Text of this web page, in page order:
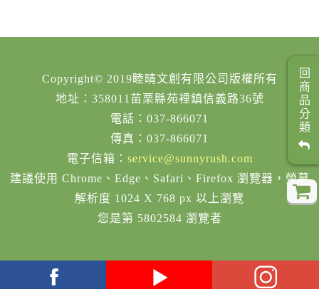
Copyright© 2019睦晴文創有限公司版權所有
地址：358011苗栗縣苑裡鎮信義路36號
電話：037-866071
傳真：037-866071
電子信箱： service@sunnyrush.com
建議使用 Chrome、Edge、Safari、Firefox 瀏覽器，螢幕
解析度 1024 X 768 px 以上瀏覽
您是第 5802584 瀏覽者
回商品分類